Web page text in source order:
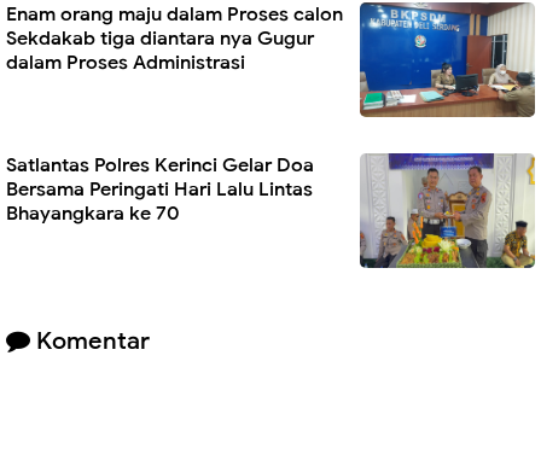
Enam orang maju dalam Proses calon
Sekdakab tiga diantara nya Gugur
dalam Proses Administrasi
Satlantas Polres Kerinci Gelar Doa
Bersama Peringati Hari Lalu Lintas
Bhayangkara ke 70
Komentar